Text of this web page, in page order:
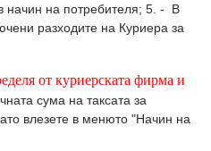
начин на потребителя; 5. - В
разходите на Куриера за
от куриерската фирма и
сума на таксата за
влезете в менюто "Начин на